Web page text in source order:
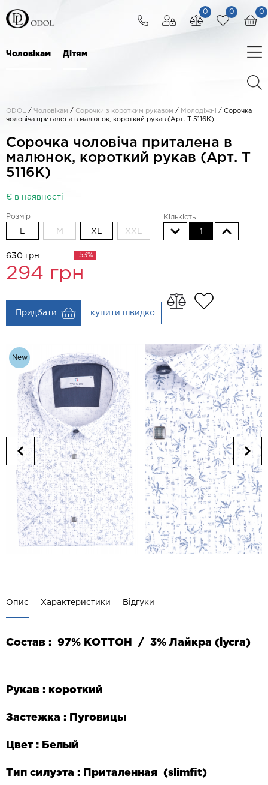
0
0
0
Чоловікам Дітям
ODOL / Чоловікам / Сорочки з коротким рукавом / Молодіжні / Сорочка
чоловіча приталена в малюнок, короткий рукав (Арт. T 5116К)
Сорочка чоловіча приталена в
малюнок, короткий рукав (Арт. T
5116К)
Є в наявності
Розмір
M XL XXL
Кількість
630 грн
294 грн
-53%
Придбати купити швидко
New
Опис Характеристики Відгуки
Состав : 97% КОТТОН / 3%Лайкра (lycra)
Рукав : короткий
Застежка : Пуговицы
Цвет : Белый
Тип силуэта : Приталенная (slimfit)